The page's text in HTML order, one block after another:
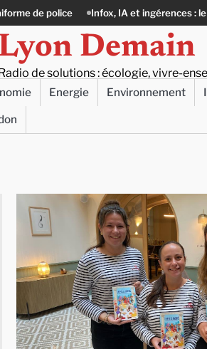
Infox, IA et ingérences : le journalisme
Demain
de solutions : écologie, vivre-
Energie Environnement